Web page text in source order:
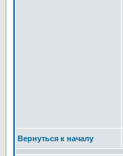
Вернуться к началу